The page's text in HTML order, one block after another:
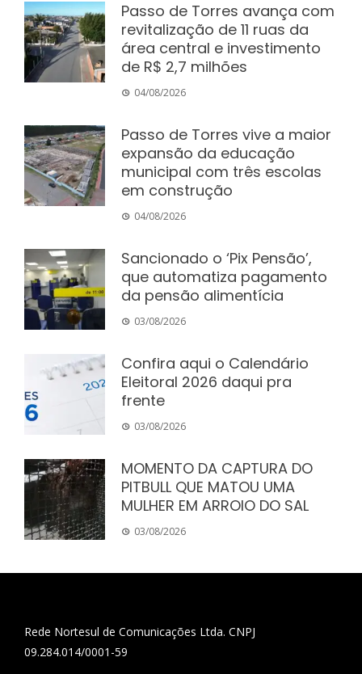
Passo de Torres avança com
revitalização de 11 ruas da
área central e investimento
de R$ 2,7 milhões
04/08/2026
Passo de Torres vive a maior
expansão da educação
municipal com três escolas
em construção
04/08/2026
Sancionado o ‘Pix Pensão’,
que automatiza pagamento
da pensão alimentícia
03/08/2026
Confira aqui o Calendário
Eleitoral 2026 daqui pra
frente
03/08/2026
MOMENTO DA CAPTURA DO
PITBULL QUE MATOU UMA
MULHER EM ARROIO DO SAL
03/08/2026
Rede Nortesul de Comunicações Ltda. CNPJ
09.284.014/0001-59